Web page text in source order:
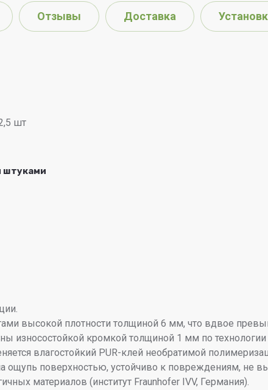
Отзывы Доставка
шт
штуками
высокой плотности толщиной 6 мм, что вдвое
износостойкой кромкой толщиной 1 мм по
влагостойкий PUR-клей необратимой
ощупь поверхностью, устойчиво к повреждениям, не
материалов (институт Fraunhofer IVV, Германия).